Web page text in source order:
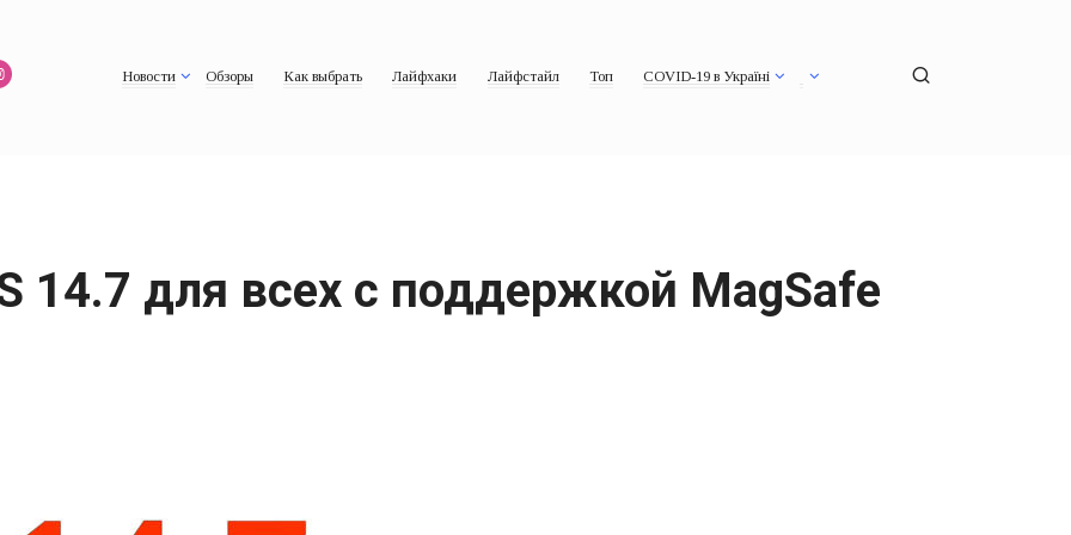
Новости Обзоры Как выбрать Лайфхаки Лайфстайл Топ COVID-19 в Україні
14.7 для всех с поддержкой MagSafe